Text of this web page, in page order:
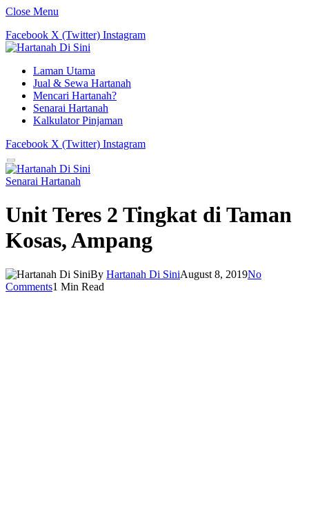
Close Menu
Facebook X (Twitter) Instagram
Laman Utama
Jual & Sewa Hartanah
Mencari Hartanah?
Senarai Hartanah
Kalkulator Pinjaman
Facebook X (Twitter) Instagram
Senarai Hartanah
Unit Teres 2 Tingkat di Taman
Kosas, Ampang
By Hartanah Di SiniAugust 8, 2019No
Comments1 Min Read